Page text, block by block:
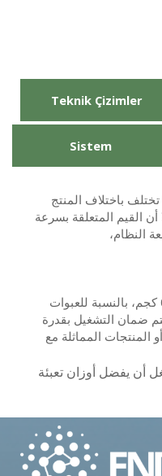
Teknik Çizimler
Sistem
تختلف باختلاف المنتج
أن القيم المتعلقة بسرعة
النظام،
يتراوح التسامح لكل عبوة بين ±0،15 كجم، بالنسبة للعبوات
يتم ضمان التشغيل بقدرة
أو المنتجات المماثلة مع
أن يفضل أوزان تعبئة